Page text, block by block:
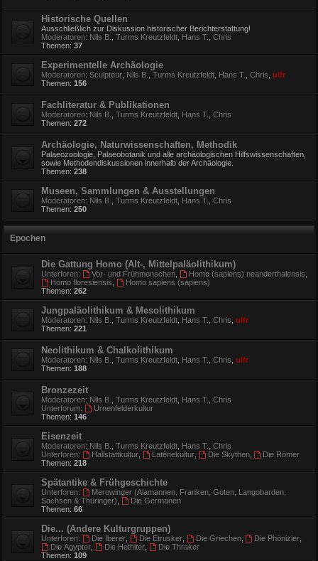
Historische Quellen
Ausschließlich zur Diskussion historischer Berichterstattung!
Moderatoren: Nils B. Turms Kreutzfeldt Hans T.
Chris
Themen: 37
Experimentelle Archäologie
Moderatoren: Sculpteur Nils B. Turms Kreutzfeldt Hans T. Chris ulfr
Themen: 156
Fachliteratur & Publikationen
Moderatoren: Nils B. Turms Kreutzfeldt Hans T.
Chris
Themen: 272
Archäologie, Naturwissenschaften, Methodik
Palaeozoologie, Palaeobotanik und alle archäologischen Hilfswissenschaften,
sowie Methodendiskussionen innerhalb der Archäologie.
Themen: 238
Museen, Sammlungen & Ausstellungen
Moderatoren: Nils B. Turms Kreutzfeldt Hans T.
Chris
Themen: 250
Epochen
Die Gattung Homo (Alt-, Mittelpaläolithikum)
Unterforen: Vor- und Frühmenschen, Homo (sapiens) neanderthalensis
Homo floresiensis
Homo sapiens (sapiens)
Themen: 262
Jungpaläolithikum & Mesolithikum
Moderatoren: Nils B. Turms Kreutzfeldt Hans T. Chris ulfr
Themen: 221
Neolithikum & Chalkolithikum
Moderatoren: Nils B. Turms Kreutzfeldt Hans T. Chris ulfr
Themen: 188
Bronzezeit
Moderatoren: Nils B. Turms Kreutzfeldt Hans T.
Chris
Unterforum:
Urnenfelderkultur
Themen: 146
Eisenzeit
Moderatoren: Nils B. Turms Kreutzfeldt Hans T.
Chris
Unterforen:
Hallstattkultur, Latènekultur, Die Skythen,
Die Römer
Themen: 218
Spätantike & Frühgeschichte
Unterforen:
Merowinger (Alamannen, Franken, Goten, Langobarden,
Sachsen & Thüringer)
Die Germanen
Themen: 66
Die... (Andere Kulturgruppen)
Unterforen: Die Iberer, Die Etrusker, Die Griechen, Die Phönizier
Die Ägypter, Die Hethiter,
Die Thraker
Themen: 109